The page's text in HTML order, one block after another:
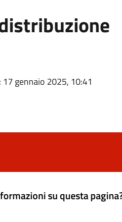
: 17 gennaio 2025, 10:41
su questa